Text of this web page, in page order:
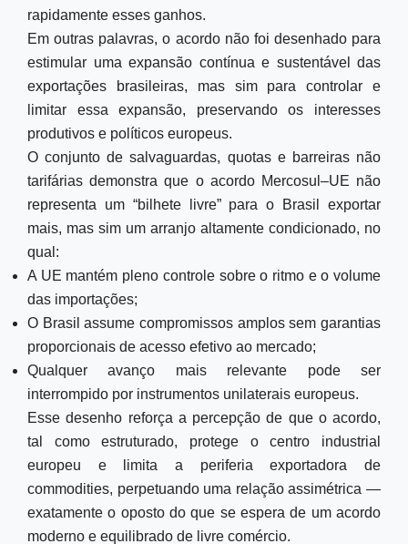
rapidamente esses ganhos.
Em outras palavras, o acordo não foi desenhado para
estimular uma expansão contínua e sustentável das
exportações brasileiras, mas sim para controlar e
limitar essa expansão, preservando os interesses
produtivos e políticos europeus.
O conjunto de salvaguardas, quotas e barreiras não
tarifárias demonstra que o acordo Mercosul–UE não
representa um “bilhete livre” para o Brasil exportar
mais, mas sim um arranjo altamente condicionado, no
qual:
A UE mantém pleno controle sobre o ritmo e o volume
das importações;
O Brasil assume compromissos amplos sem garantias
proporcionais de acesso efetivo ao mercado;
Qualquer avanço mais relevante pode ser
interrompido por instrumentos unilaterais europeus.
Esse desenho reforça a percepção de que o acordo,
tal como estruturado, protege o centro industrial
europeu e limita a periferia exportadora de
commodities, perpetuando uma relação assimétrica —
exatamente o oposto do que se espera de um acordo
moderno e equilibrado de livre comércio.